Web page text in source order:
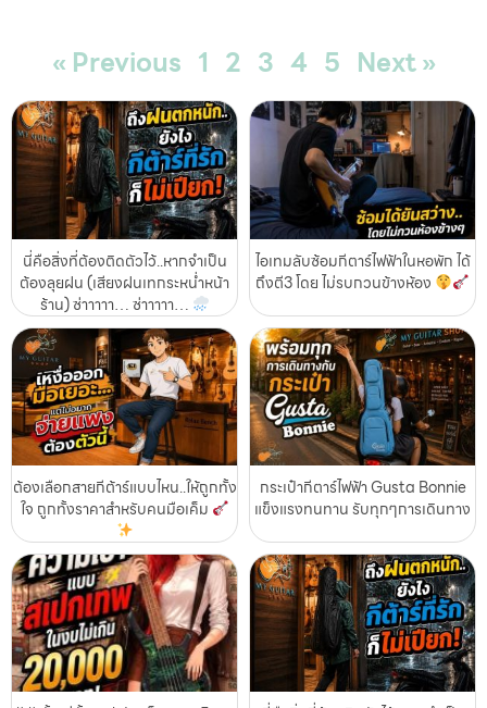
« Previous 1 2 3 4 5 Next »
นี่คือสิ่งที่ต้องติดตัวไว้..หากจำเป็น
ต้องลุยฝน (เสียงฝนเทกระหน่ำหน้า
ร้าน) ซ่าาาาา… ซ่าาาาา…
ไอเทมลับซ้อมกีตาร์ไฟฟ้าในหอพัก ได้
ถึงตี3 โดย ไม่รบกวนข้างห้อง
ต้องเลือกสายกีต้าร์แบบไหน..ให้ถูกทั้ง
ใจ ถูกทั้งราคาสำหรับคนมือเค็ม
กระเป๋ากีตาร์ไฟฟ้า Gusta Bonnie
แข็งแรงทนทาน รับทุกๆการเดินทาง